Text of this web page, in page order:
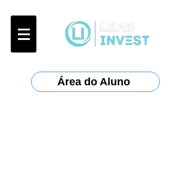
Área do Aluno